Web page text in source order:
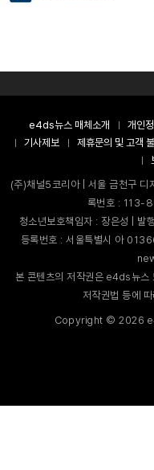
e4ds뉴스 매체소개 개인
기사제보
제휴문의 및 고객
(주)채널5코리아 | 서울 금천구
록번호 : 113-
청소년보호책임자 : 장은성 |
등록번호 : 서울특별시 아
본 콘텐츠의 저작권은 e4ds뉴스
저작권법 등에
Copyright ©2026